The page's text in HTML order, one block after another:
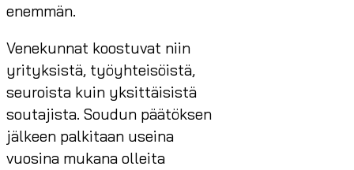
enemmän.
Venekunnat koostuvat niin
yrityksistä, työyhteisöistä,
seuroista kuin yksittäisistä
soutajista. Soudun päätöksen
jälkeen palkitaan useina
vuosina mukana olleita